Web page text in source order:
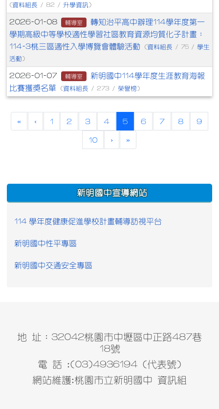
(資料組長 / 82 / 升學資訊 )
2026-01-08 輔導室
轉知治平高中辦理114學年度第一
學期高級中等學校適性學習社區教育資源均質化子計畫：
114-3桃三區適性入學博覽會體驗活動
(資料組長 / 75 / 學生
活動 )
2026-01-07 輔導室
新明國中114學年度生涯教育海報
比賽獲獎名單
(資料組長 / 273 / 榮譽榜 )
« ‹ 1 2 3 4 5(current)
6 7 8 9
10 › »
:::
新明國中宣導網站
114 學年度健康促進學校計畫輔導訪視平台
新明國中性平專區
新明國中交通安全專區
地 址：32042桃園市中壢區中正路487巷
18號
電 話 :(03)4936194 (代表號)
網站維護:桃園市立新明國中 資訊組